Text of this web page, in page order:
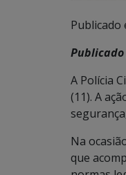
Publicado
A Polícia
(11). A
Na
que